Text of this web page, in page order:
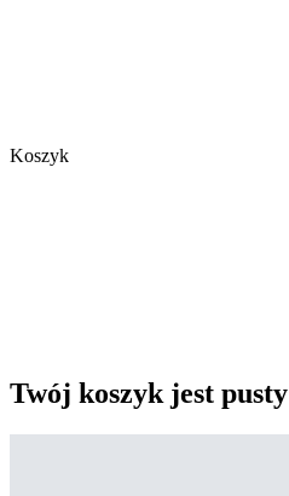
Koszyk
Twój koszyk jest pusty